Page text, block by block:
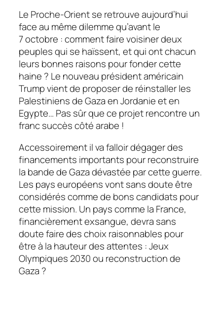
Le Proche-Orient se retrouve aujourd’hui
face au même dilemme qu’avant le
7 octobre : comment faire voisiner deux
peuples qui se haïssent, et qui ont chacun
leurs bonnes raisons pour fonder cette
haine ? Le nouveau président américain
Trump vient de proposer de réinstaller les
Palestiniens de Gaza en Jordanie et en
Egypte… Pas sûr que ce projet rencontre un
franc succès côté arabe !
Accessoirement il va falloir dégager des
financements importants pour reconstruire
la bande de Gaza dévastée par cette guerre.
Les pays européens vont sans doute être
considérés comme de bons candidats pour
cette mission. Un pays comme la France,
financièrement exsangue, devra sans
doute faire des choix raisonnables pour
être à la hauteur des attentes : Jeux
Olympiques 2030 ou reconstruction de
Gaza ?